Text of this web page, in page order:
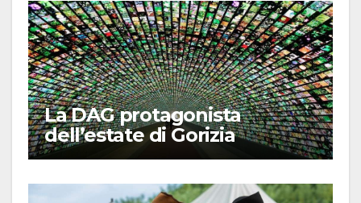
La DAG protagonista
dell’estate di Gorizia